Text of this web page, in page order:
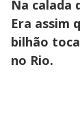
Na calada
Era assim
bilhão
no Rio.